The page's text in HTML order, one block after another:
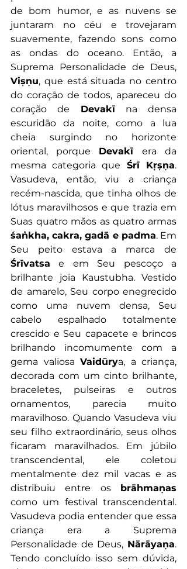
de bom humor, e as nuvens se
juntaram no céu e trovejaram
suavemente, fazendo sons como
as ondas do oceano. Então, a
Viṣṇu, que está situada no centro
do coração de todos, apareceu do
coração de Devakī na densa
escuridão da noite, como a lua
cheia surgindo no horizonte
oriental, porque Devakī era da
mesma categoria que Śrī Kṛṣṇa.
Vasudeva, então, viu a criança
recém-nascida, que tinha olhos de
lótus maravilhosos e que trazia em
Suas quatro mãos as quatro armas
śaṅkha, cakra, gadā e padma. Em
Śrīvatsa e em Seu pescoço a
brilhante joia Kaustubha. Vestido
de amarelo, Seu corpo enegrecido
como uma nuvem densa, Seu
cabelo espalhado totalmente
crescido e Seu capacete e brincos
brilhando incomumente com a
gema valiosa Vaidūrya, a criança,
decorada com um cinto brilhante,
braceletes, pulseiras e outros
ornamentos, parecia muito
maravilhoso. Quando Vasudeva viu
seu filho extraordinário, seus olhos
ficaram maravilhados. Em júbilo
transcendental, ele coletou
mentalmente dez mil vacas e as
distribuiu entre os brāhmaṇas
como um festival transcendental.
Vasudeva podia entender que essa
criança era a Suprema
Personalidade de Deus, Nārāyaṇa.
Tendo concluído isso sem dúvida,